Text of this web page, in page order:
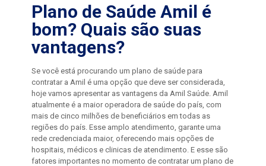
Plano de Saúde Amil é
bom? Quais são suas
vantagens?
Se você está procurando um plano de saúde para
contratar a Amil é uma opção que deve ser considerada,
hoje vamos apresentar as vantagens da Amil Saúde. Amil
atualmente é a maior operadora de saúde do país, com
mais de cinco milhões de beneficiários em todas as
regiões do país. Esse amplo atendimento, garante uma
rede credenciada maior, oferecendo mais opções de
hospitais, médicos e clinicas de atendimento. E esse são
fatores importantes no momento de contratar um plano de